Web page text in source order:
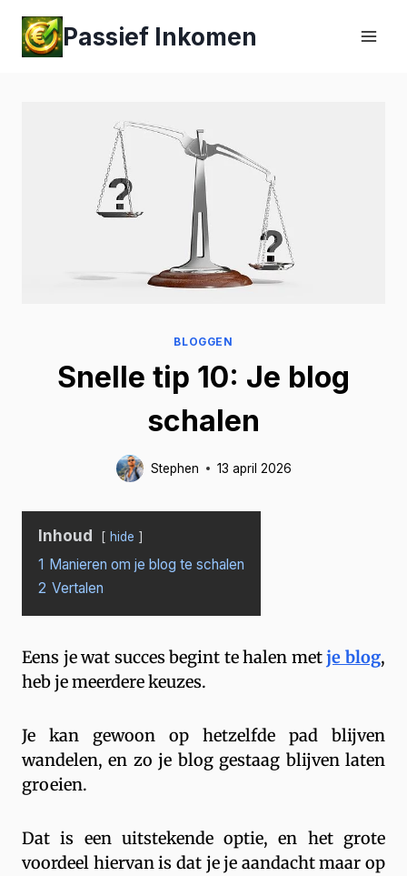
Passief Inkomen
BLOGGEN
Snelle tip 10: Je blog
schalen
Stephen 13 april 2026
Inhoud hide
1 Manieren om je blog te schalen
2 Vertalen
Eens je wat succes begint te halen metje blog,
heb je meerdere keuzes.
Je kan gewoon op hetzelfde pad blijven
wandelen, en zo je blog gestaag blijven laten
groeien.
Dat is een uitstekende optie, en het grote
voordeel hiervan is dat je je aandacht maar op